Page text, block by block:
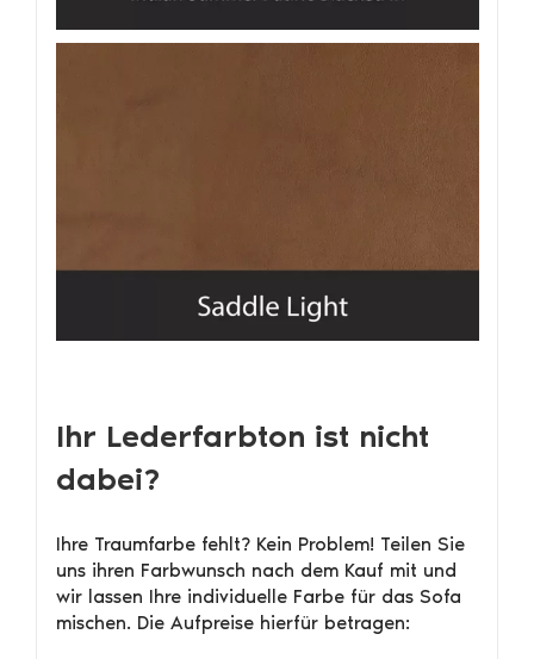
Ihr Lederfarbton ist nicht
dabei?
Ihre Traumfarbe fehlt? Kein Problem! Teilen Sie
uns ihren Farbwunsch nach dem Kauf mit und
wir lassen Ihre individuelle Farbe für das Sofa
mischen. Die Aufpreise hierfür betragen: